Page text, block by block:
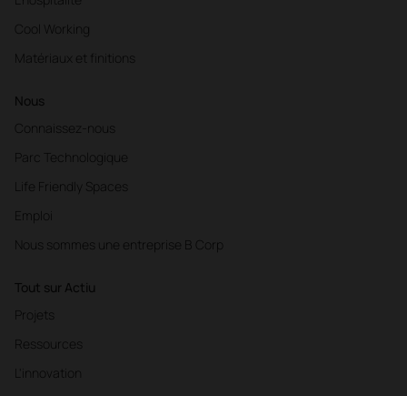
Cool Working
Matériaux et finitions
Nous
Connaissez-nous
Parc Technologique
Life Friendly Spaces
Emploi
Nous sommes une entreprise B Corp
Tout sur Actiu
Projets
Ressources
L'innovation